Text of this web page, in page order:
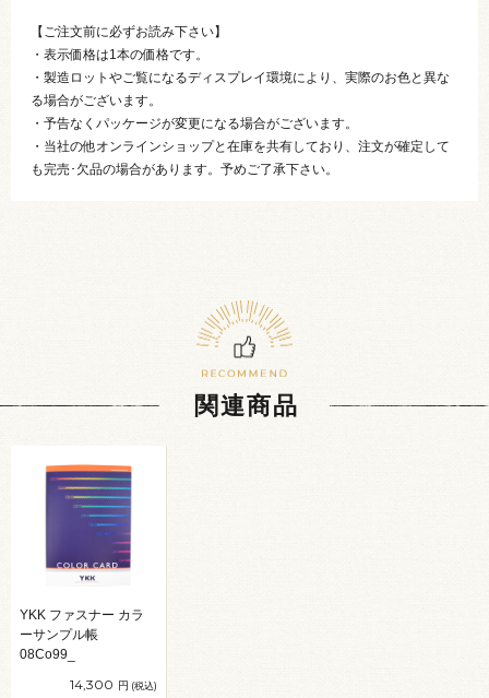
【ご注文前に必ずお読み下さい】
・表示価格は1本の価格です。
・製造ロットやご覧になるディスプレイ環境により、実際のお色と異な
る場合がございます。
・予告なくパッケージが変更になる場合がございます。
・当社の他オンラインショップと在庫を共有しており、注文が確定して
も完売･欠品の場合があります。予めご了承下さい。
関連商品
YKK ファスナー カラ
ーサンプル帳
08Co99_
14,300 円 (税込)